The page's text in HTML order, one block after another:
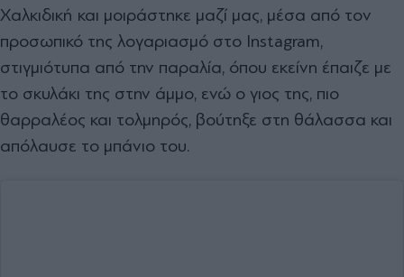
Χαλκιδική και μοιράστηκε μαζί μας, μέσα από τον
προσωπικό της λογαριασμό στο Instagram,
στιγμιότυπα από την παραλία, όπου εκείνη έπαιζε με
το σκυλάκι της στην άμμο, ενώ ο γιος της, πιο
θαρραλέος και τολμηρός, βούτηξε στη θάλασσα και
απόλαυσε το μπάνιο του.